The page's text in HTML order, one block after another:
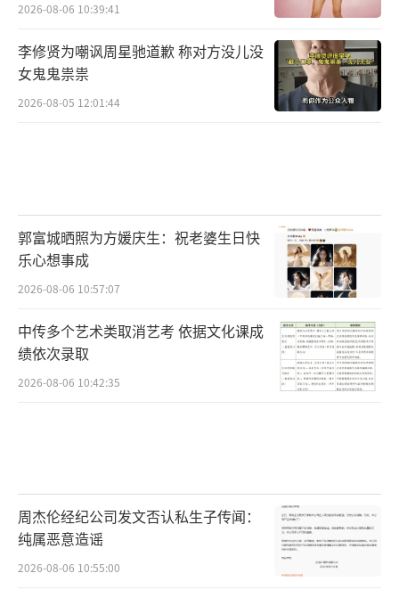
2026-08-06 10:39:41
李修贤为嘲讽周星驰道歉 称对方没儿没
女鬼鬼祟祟
2026-08-05 12:01:44
郭富城晒照为方媛庆生：祝老婆生日快
乐心想事成
2026-08-06 10:57:07
中传多个艺术类取消艺考 依据文化课成
绩依次录取
2026-08-06 10:42:35
周杰伦经纪公司发文否认私生子传闻：
纯属恶意造谣
2026-08-06 10:55:00